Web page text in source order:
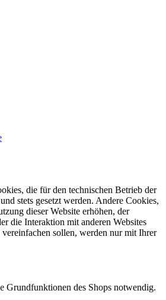
die für den technischen Betrieb der
stets gesetzt werden. Andere Cookies,
dieser Website erhöhen, der
die Interaktion mit anderen Websites
sollen, werden nur mit Ihrer
Grundfunktionen des Shops notwendig.